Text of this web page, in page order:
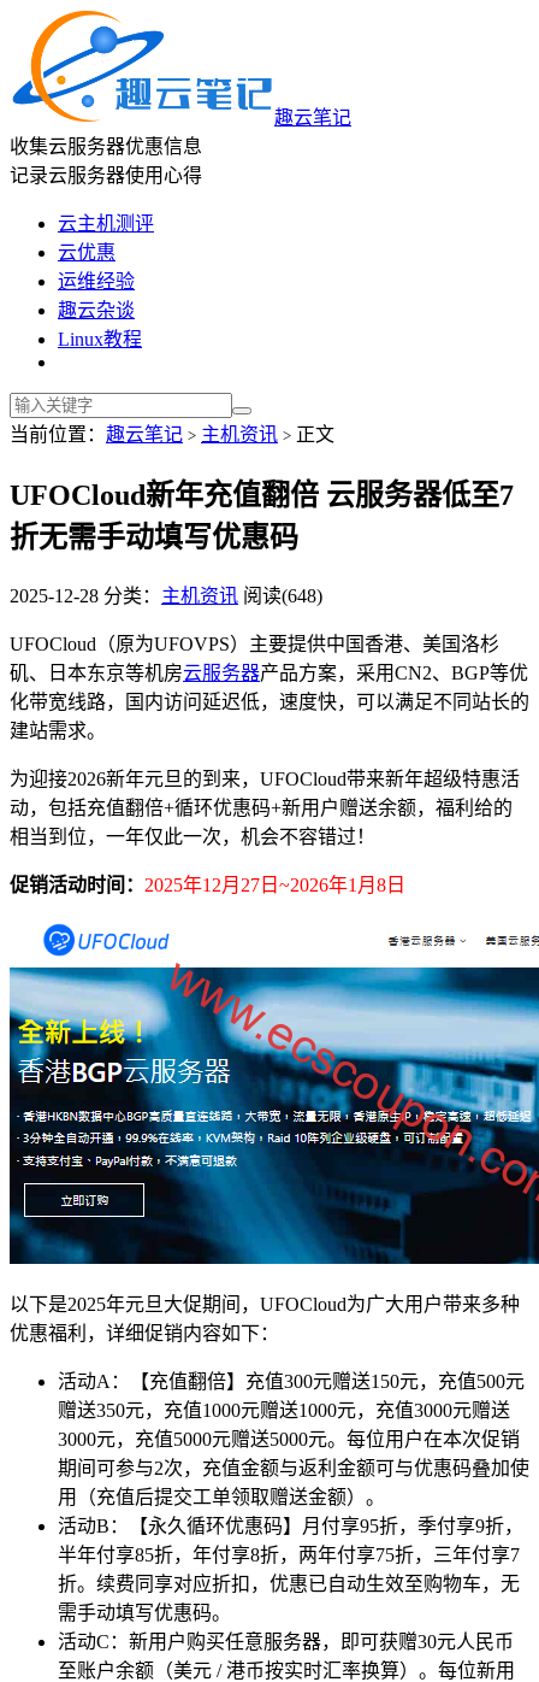
趣云笔记
收集云服务器优惠信息
记录云服务器使用心得
云主机测评
云优惠
运维经验
趣云杂谈
Linux教程
当前位置： 趣云笔记 > 主机资讯 > 正文
UFOCloud新年充值翻倍 云服务器低至7
折无需手动填写优惠码
2025-12-28 分类： 主机资讯 阅读(648)
UFOCloud（原为UFOVPS）主要提供中国香港、美国洛杉
矶、日本东京等机房云服务器产品方案，采用CN2、BGP等优
化带宽线路，国内访问延迟低，速度快，可以满足不同站长的
建站需求。
为迎接2026新年元旦的到来，UFOCloud带来新年超级特惠活
动，包括充值翻倍+循环优惠码+新用户赠送余额，福利给的
相当到位，一年仅此一次，机会不容错过！
促销活动时间： 2025年12月27日~2026年1月8日
以下是2025年元旦大促期间，UFOCloud为广大用户带来多种
优惠福利，详细促销内容如下：
活动A：【充值翻倍】充值300元赠送150元，充值500元
赠送350元，充值1000元赠送1000元，充值3000元赠送
3000元，充值5000元赠送5000元。每位用户在本次促销
期间可参与2次，充值金额与返利金额可与优惠码叠加使
用（充值后提交工单领取赠送金额）。
活动B：【永久循环优惠码】月付享95折，季付享9折，
半年付享85折，年付享8折，两年付享75折，三年付享7
折。续费同享对应折扣，优惠已自动生效至购物车，无
需手动填写优惠码。
活动C：新用户购买任意服务器，即可获赠30元人民币
至账户余额（美元 / 港币按实时汇率换算）。每位新用